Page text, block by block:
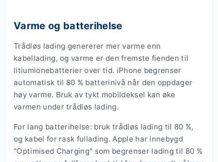
Varme og batterihelse
Trådløs lading genererer mer varme enn
kabellading, og varme er den fremste fienden til
litiumionebatterier over tid. iPhone begrenser
automatisk til 80 % batterinivå når den oppdager
høy varme. Bruk av tykt mobildeksel kan øke
varmen under trådløs lading.
For lang batterihelse: bruk trådløs lading til 80 %,
og kabel for rask fullading. Apple har innebygd
"Optimised Charging" som begrenser lading til 80 %